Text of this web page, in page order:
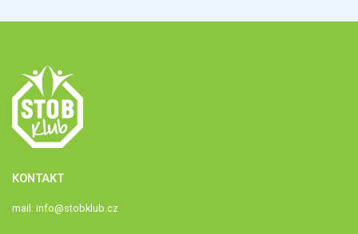
KONTAKT
mail: info@stobklub.cz